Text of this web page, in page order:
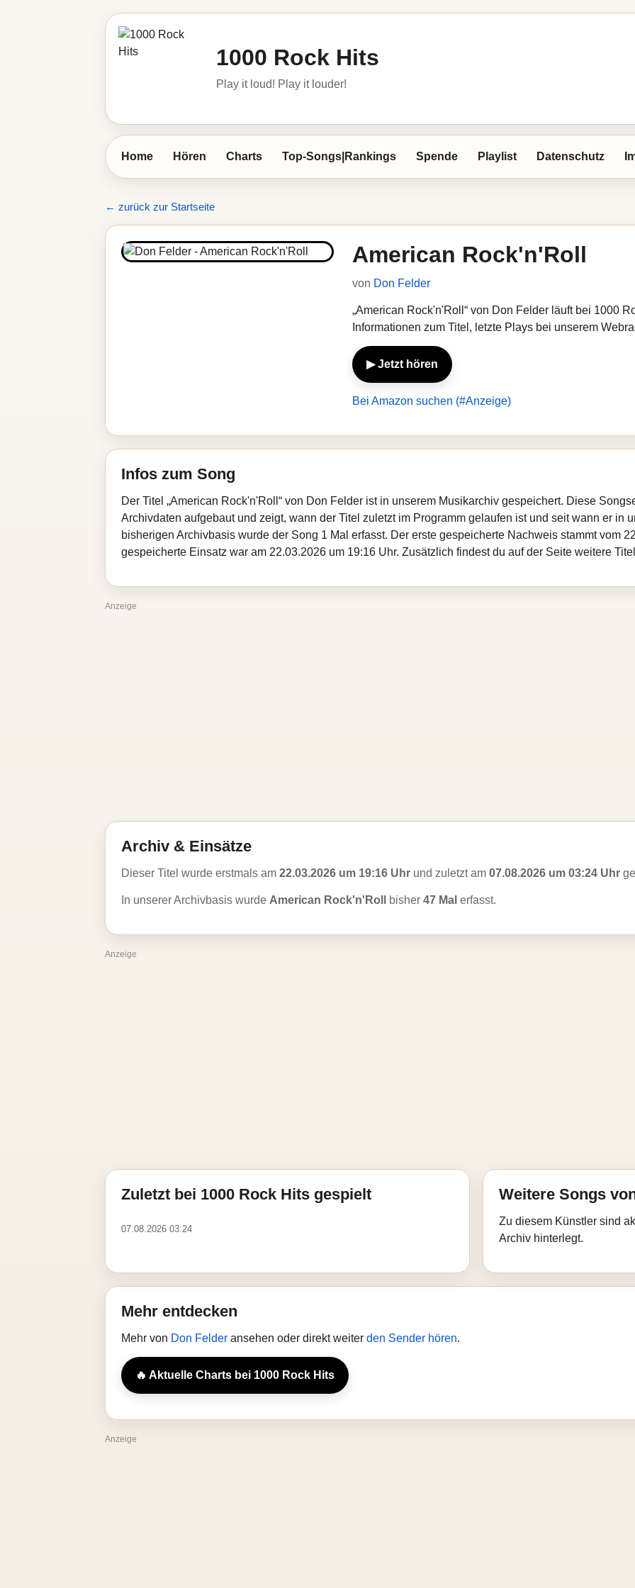
1000 Rock Hits
Play it loud! Play it louder!
Home Hören Charts Top-Songs|Rankings Spende Playlist Datenschutz
← zurück zur Startseite
American Rock'n'Roll
von Don Felder
„American Rock'n'Roll“ von Don Felder läuft bei 1000
Informationen zum Titel, letzte Plays bei unserem
▶ Jetzt hören
Bei Amazon suchen (#Anzeige)
Infos zum Song
Der Titel „American Rock'n'Roll“ von Don Felder ist in unserem Musikarchiv gespeichert. Diese
Archivdaten aufgebaut und zeigt, wann der Titel zuletzt im Programm gelaufen ist und seit wann er in
bisherigen Archivbasis wurde der Song 1 Mal erfasst. Der erste gespeicherte Nachweis stammt vom
gespeicherte Einsatz war am 22.03.2026 um 19:16 Uhr. Zusätzlich findest du auf der Seite weitere
Anzeige
Archiv & Einsätze
Dieser Titel wurde erstmals am 22.03.2026 um 19:16 Uhr und zuletzt am 07.08.2026 um 03:24 Uhr
In unserer Archivbasis wurde American Rock'n'Roll bisher 47 Mal erfasst.
Anzeige
Zuletzt bei 1000 Rock Hits gespielt
07.08.2026 03:24
Weitere Songs
Zu diesem Künstler sind
Archiv hinterlegt.
Mehr entdecken
Mehr von Don Felder ansehen oder direkt weiter den Sender hören.
🔥 Aktuelle Charts bei 1000 Rock Hits
Anzeige